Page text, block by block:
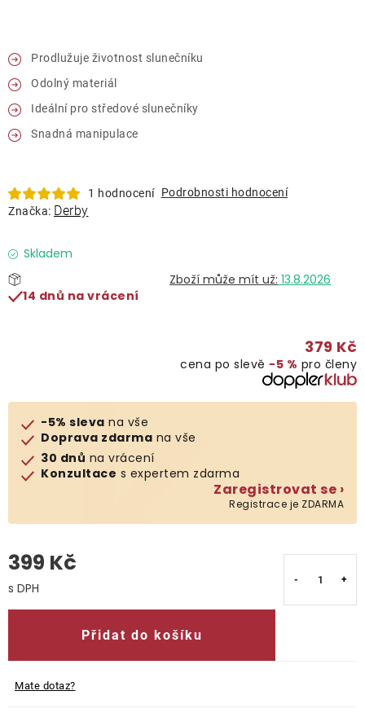
Doplňky
Deštníky
O nás
Kontakty
Prodlužuje životnost slunečníku
Odolný materiál
Ideální pro středové slunečníky
Snadná manipulace
1 hodnocení Podrobnosti hodnocení
Značka: Derby
Skladem
13.8.2026
14 dnů na vrácení
379 Kč
cena po slevě −5 % pro členy
-5% sleva na vše
Doprava zdarma na vše
30 dnů na vrácení
Konzultace s expertem zdarma
Zaregistrovat se ›
Registrace je ZDARMA
399 Kč
Přidat do košíku
Mate dotaz?